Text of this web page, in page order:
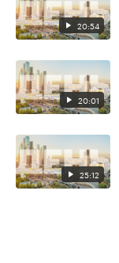
20:54
20:01
25:12